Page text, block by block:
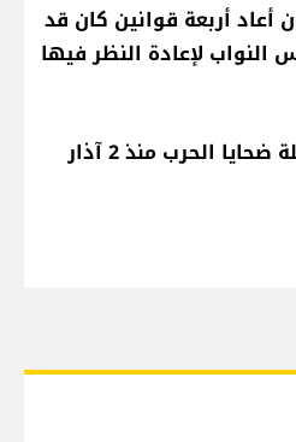
أعاد أربعة قوانين كان قد
النواب لإعادة النظر فيها
الحرب منذ 2 آذار